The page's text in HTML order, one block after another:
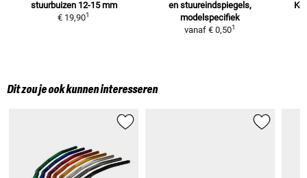
stuurbuizen 12-15 mm
€ 19,901
en stuureindspiegels,
modelspecifiek
vanaf € 0,501
Dit zou je ook kunnen interesseren